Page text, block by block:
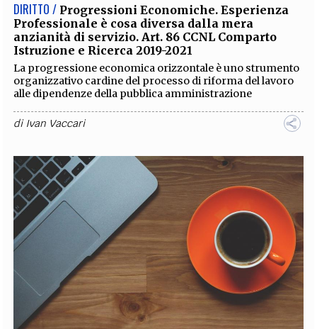
DIRITTO / Progressioni Economiche. Esperienza
Professionale è cosa diversa dalla mera
anzianità di servizio. Art. 86 CCNL Comparto
Istruzione e Ricerca 2019-2021
La progressione economica orizzontale è uno strumento
organizzativo cardine del processo di riforma del lavoro
alle dipendenze della pubblica amministrazione
di Ivan Vaccari